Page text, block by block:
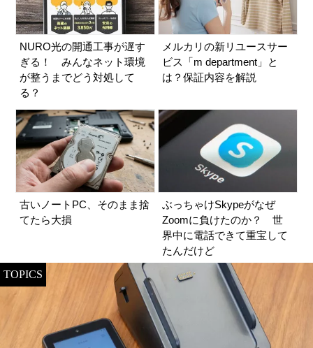
NURO光の開通工事が遅す
ぎる！ みんなネット環境
が整うまでどう対処して
る？
メルカリの新リユースサー
ビス「m department」と
は？保証内容を解説
古いノートPC、そのまま捨
てたら大損
ぶっちゃけSkypeがなぜ
Zoomに負けたのか？ 世
界中に電話できて重宝して
たんだけど
TOPICS